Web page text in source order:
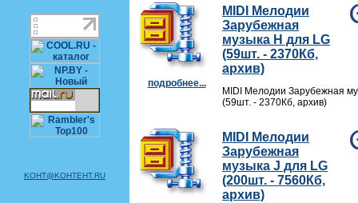
KOHT@KOHTEHT.RU
подробнее...
MIDI Мелодии
Зарубежная
музыка H для LG
(59шт. - 2370Кб,
архив)
MIDI Мелодии Зарубежная
(59шт. - 2370Кб, архив)
MIDI Мелодии
Зарубежная
музыка J для LG
(200шт. - 7560Кб,
архив)